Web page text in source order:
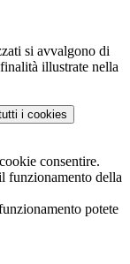
si avvalgono di
illustrate nella
i cookies
consentire.
funzionamento della
potete